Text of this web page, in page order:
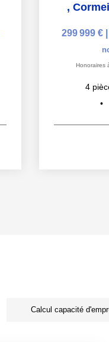
,
299 999 €
Honoraires
4
Calcul capacité